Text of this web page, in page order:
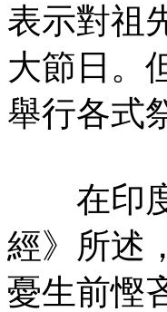
表示對祖
大節日。
舉行各式
在印度
經》所述
憂生前慳